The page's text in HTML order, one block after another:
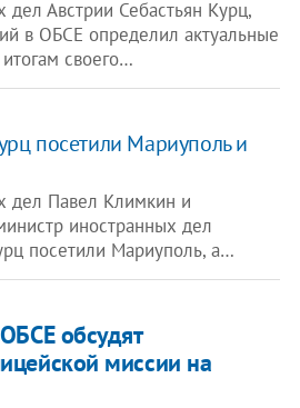
Австрии Себастьян Курц,
в ОБСЕ определил актуальные
своего…
посетили Мариуполь и
дел Павел Климкин и
иностранных дел
посетили Мариуполь, а…
обсудят
миссии на